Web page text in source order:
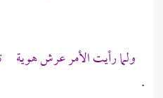
ولما رأيت الأمر عرش هوية
.